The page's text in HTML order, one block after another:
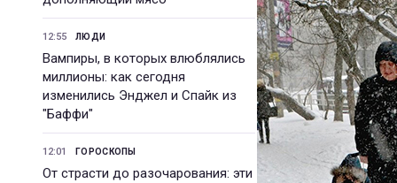
12:55 ЛЮДИ
Вампиры, в которых влюблялись
миллионы: как сегодня
изменились Энджел и Спайк из
"Баффи"
12:01 ГОРОСКОПЫ
От страсти до разочарования: эти